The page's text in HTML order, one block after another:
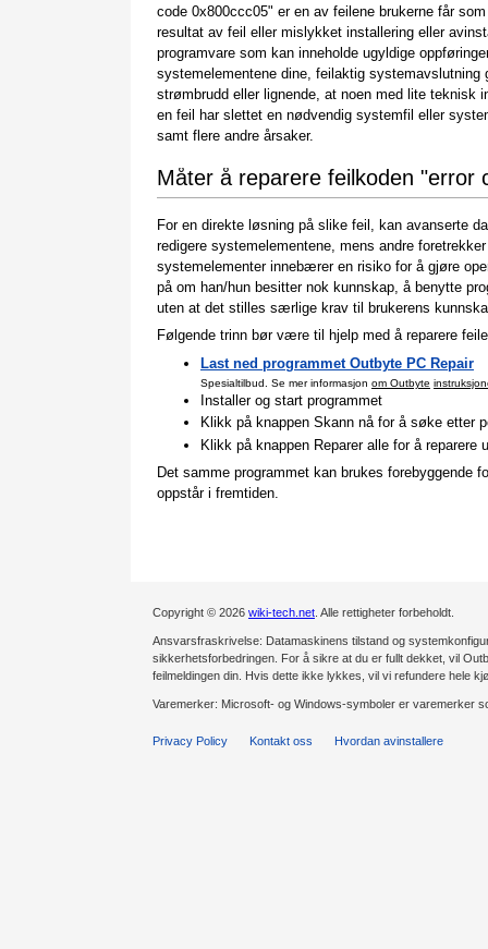
code 0x800ccc05" er en av feilene brukerne får
resultat av feil eller mislykket installering eller
programvare som kan inneholde ugyldige
systemelementene dine, feilaktig systemavslutning
strømbrudd eller lignende, at noen med lite teknisk
en feil har slettet en nødvendig systemfil eller
samt flere andre årsaker.
Måter å reparere feilkoden "error
For en direkte løsning på slike feil, kan avanserte
redigere systemelementene, mens andre
systemelementer innebærer en risiko for å gjøre
på om han/hun besitter nok kunnskap, å benytte
uten at det stilles særlige krav til brukerens
Følgende trinn bør være til hjelp med å reparere
Last ned programmet Outbyte PC Repair
Spesialtilbud. Se mer informasjon om Outbyte
Installer og start programmet
Klikk på knappen Skann nå for å søke etter
Klikk på knappen Reparer alle for å reparere
Det samme programmet kan brukes forebyggende
oppstår i fremtiden.
Copyright © 2026 wiki-tech.net . Alle rettigheter forbeholdt.
Ansvarsfraskrivelse: Datamaskinens tilstand og
sikkerhetsforbedringen. For å sikre at du er fullt dekket, vil
feilmeldingen din. Hvis dette ikke lykkes, vil vi refundere hele
Varemerker: Microsoft- og Windows-symboler er varemerker
Privacy Policy Kontakt oss Hvordan avinstallere